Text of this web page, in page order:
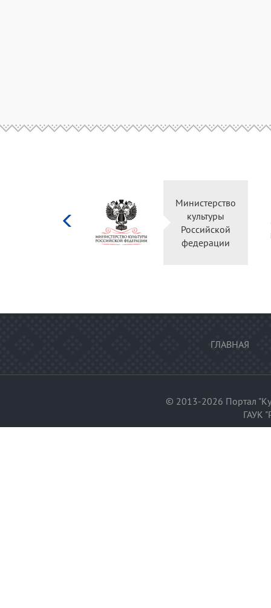
Министерство
культуры
Российской
федерации
ГЛАВНАЯ
© 2013-2026 Портал
ГАУК